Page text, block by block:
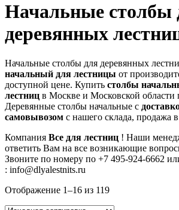
Начальные столбы
деревянных
Начальные столбы для деревянных
начальный для лестницы от
доступной цене. Купить столбы
лестниц в Москве и Московской области
Деревянные столбы начальные с
самовывозом с нашего склада, продажа
Компания Все для лестниц ! Наши
ответить Вам на все возникающие
Звоните по номеру по +7 495-924-6662
: info@dlyalestnits.ru
Отображение 1–16 из 119